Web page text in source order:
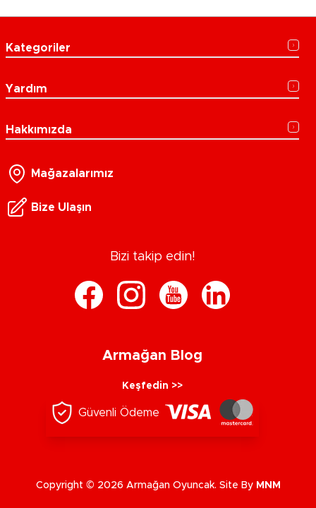
Kategoriler
Yardım
Hakkımızda
Mağazalarımız
Bize Ulaşın
Bizi takip edin!
Armağan Blog
Keşfedin >>
Güvenli Ödeme
Copyright © 2026 Armağan Oyuncak. Site By MNM